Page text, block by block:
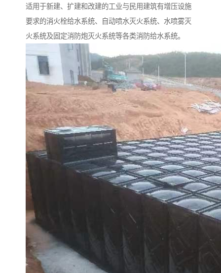
适用于新建、扩建和改建的工业与民用建筑有增压设施
要求的消火栓给水系统、自动喷水灭火系统、水喷雾灭
火系统及固定消防炮灭火系统等各类消防给水系统。